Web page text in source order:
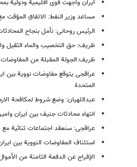
ایران واجهت قوى اقلیمیة ودولیة
مساعد وزیر النفط: الاتفاق المؤقت مع مجموعة 5+1 غیر الاجواء
الرئیس روحانی: نأمل بنجاح
ظریف: حق التخصیب والماء الثقیل
ظریف:الجولة المقبلة من المفاوضات النوویة مع
المتحدة
عبداللهیان: وضع شروط لمکافحة
انتهاء محادثات جنیف بین ایران
عراقجی: سنعقد اجتماعات ثنائیة مع
استئناف المفاوضات النوویة بین
الإفراج عن الدفعة الثامنة من